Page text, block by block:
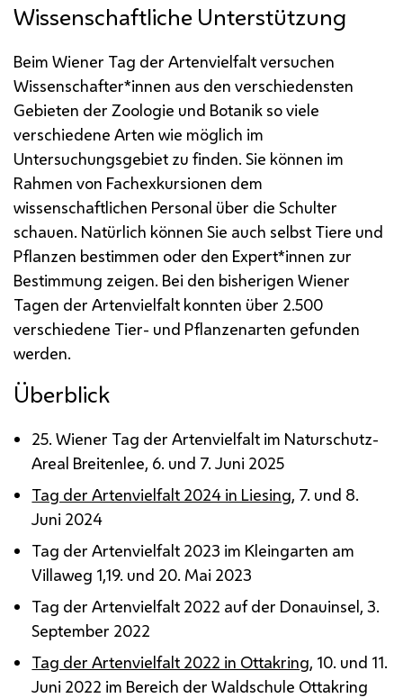
Wissenschaftliche Unterstützung
Beim Wiener Tag der Artenvielfalt versuchen
Wissenschafter*innen aus den verschiedensten
Gebieten der Zoologie und Botanik so viele
verschiedene Arten wie möglich im
Untersuchungsgebiet zu finden. Sie können im
Rahmen von Fachexkursionen dem
wissenschaftlichen Personal über die Schulter
schauen. Natürlich können Sie auch selbst Tiere und
Pflanzen bestimmen oder den Expert*innen zur
Bestimmung zeigen. Bei den bisherigen Wiener
Tagen der Artenvielfalt konnten über 2.500
verschiedene Tier- und Pflanzenarten gefunden
werden.
Überblick
25. Wiener Tag der Artenvielfalt im Naturschutz-
Areal Breitenlee, 6. und 7. Juni 2025
Tag der Artenvielfalt 2024 in Liesing, 7. und 8.
Juni 2024
Tag der Artenvielfalt 2023 im Kleingarten am
Villaweg 1,19. und 20. Mai 2023
Tag der Artenvielfalt 2022 auf der Donauinsel, 3.
September 2022
Tag der Artenvielfalt 2022 in Ottakring, 10. und 11.
Juni 2022 im Bereich der Waldschule Ottakring